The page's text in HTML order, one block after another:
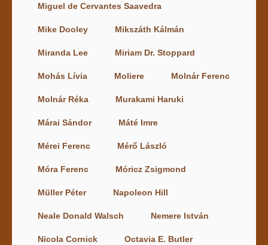
Miguel de Cervantes Saavedra
Mike Dooley Mikszáth Kálmán
Miranda Lee Miriam Dr. Stoppard
Mohás Lívia Moliere Molnár Ferenc
Molnár Réka Murakami Haruki
Márai Sándor Máté Imre
Mérei Ferenc Mérő László
Móra Ferenc Móricz Zsigmond
Müller Péter Napoleon Hill
Neale Donald Walsch Nemere István
Nicola Cornick Octavia E. Butler